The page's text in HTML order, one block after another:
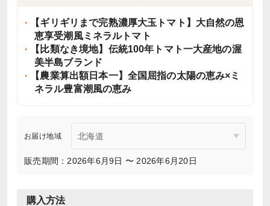
【ギリギリまで完熟濃厚大玉トマト】大自然の恩
恵享受潮風ミネラルトマト
【比類なき境地】伝統100年トマト一大産地の渥
美半島ブランド
【農業算出額日本一】全国屈指の太陽の恵み×ミ
ネラル豊富潮風の恵み
お届け地域
販売期間：2026年6月9日 〜 2026年6月20日
購入方法